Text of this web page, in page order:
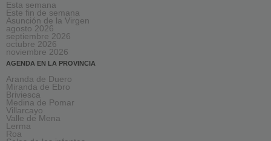
Esta semana
Este fin de semana
Asunción de la Virgen
agosto 2026
septiembre 2026
octubre 2026
noviembre 2026
AGENDA EN LA PROVINCIA
Aranda de Duero
Miranda de Ebro
Briviesca
Medina de Pomar
Villarcayo
Valle de Mena
Lerma
Roa